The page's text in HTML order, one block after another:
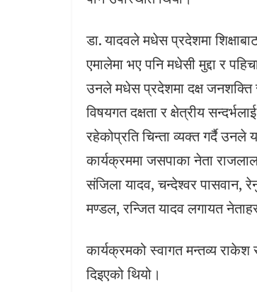
डा. यादवले मधेस प्रदेशमा
एमालेमा भए पनि मधेसी मुद्दा र
उनले मधेस प्रदेशमा दक्ष जनशक्ति
विषयगत दक्षता र क्षेत्रीय
रहेकोप्रति चिन्ता व्यक्त गर्दै
कार्यक्रममा जसपाका नेता
संजिला यादव, चन्देश्वर पासवान,
मण्डल, रन्जित यादव लगायत
कार्यक्रमको स्वागत मन्तव्य
दिइएको थियो।